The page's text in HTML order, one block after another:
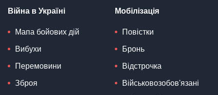
Війна в Україні
Мапа бойових дій
Вибухи
Перемовини
Зброя
Мобілізація
Повістки
Бронь
Відстрочка
Військовозобов'язані